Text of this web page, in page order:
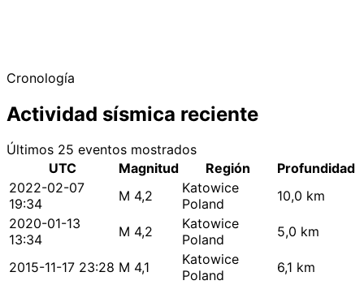
Cronología
Actividad sísmica reciente
Últimos 25 eventos mostrados
UTC
Magnitud Región
Profundidad
2022-02-07
19:34
M 4,2
Katowice
Poland
10,0 km
2020-01-13
13:34
M 4,2
Katowice
Poland
5,0 km
2015-11-17 23:28 M 4,1
Katowice
Poland
6,1 km